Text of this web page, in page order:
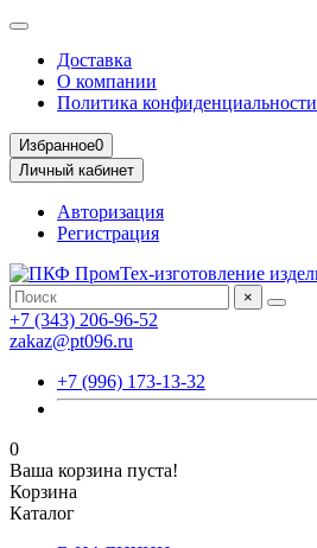
Доставка
О компании
Политика конфиденциальности
Избранное0
Личный кабинет
Авторизация
Регистрация
×
+7 (343) 206-96-52
zakaz@pt096.ru
+7 (996) 173-13-32
0
Ваша корзина пуста!
Корзина
Каталог